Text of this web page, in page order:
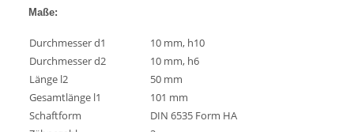
Maße:
Durchmesser d1
10 mm, h10
Durchmesser d2
10 mm, h6
Länge l2
50 mm
Gesamtlänge l1
101 mm
Schaftform
DIN 6535 Form HA